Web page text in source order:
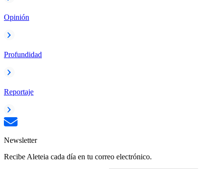
Opinión
Profundidad
Reportaje
Newsletter
Recibe Aleteia cada día en tu correo electrónico.